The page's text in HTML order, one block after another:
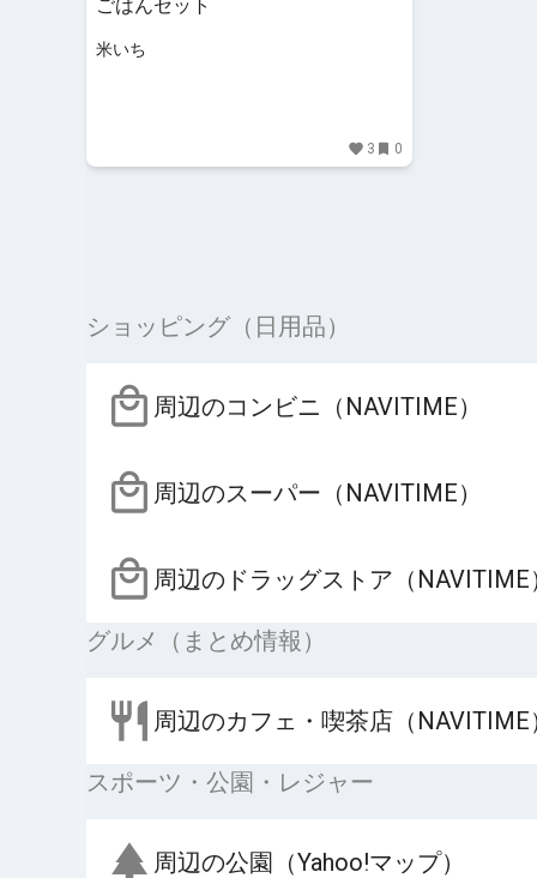
ごはんセット
米いち
3 0
ショッピング（日用品）
周辺のコンビニ（NAVITIME）
周辺のスーパー（NAVITIME）
周辺のドラッグストア（NAVITIME
グルメ（まとめ情報）
周辺のカフェ・喫茶店（NAVITIME
スポーツ・公園・レジャー
周辺の公園（Yahoo!マップ）